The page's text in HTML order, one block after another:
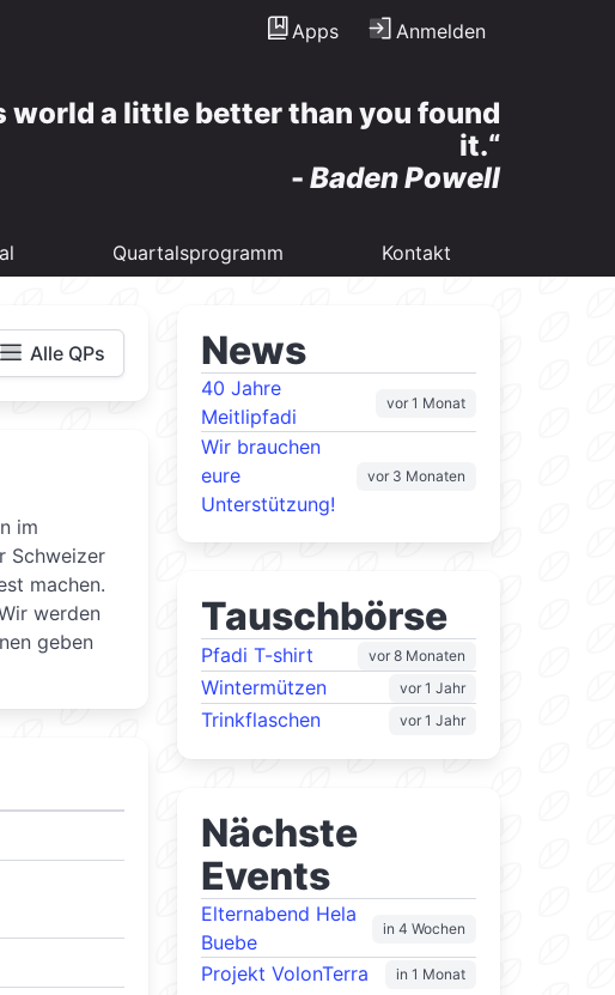
Apps Anmelden
world a little better than you found
it.
- Baden Powell
Quartalsprogramm Kontakt
Alle QPs
im
Schweizer
machen.
werden
geben
News
40 Jahre
Meitlipfadi
vor 1 Monat
Wir brauchen
eure
Unterstützung!
vor 3 Monaten
Tauschbörse
Pfadi T-shirt vor 8 Monaten
Wintermützen vor 1 Jahr
Trinkflaschen vor 1 Jahr
Nächste
Events
Elternabend Hela
Buebe
in 4 Wochen
Projekt VolonTerra in 1 Monat